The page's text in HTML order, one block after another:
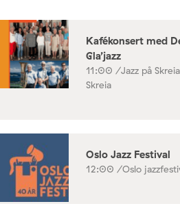
Kafékonsert med
Gla’jazz
11:00 /Jazz på
Skreia
Oslo Jazz Festival
12:00 /Oslo